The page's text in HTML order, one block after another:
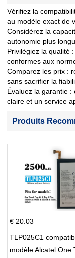
Vérifiez la
au modèle exact de
Considérez la
autonomie plus
Privilégiez la qualité
conformes aux
Comparez les prix :
sans sacrifier la
Évaluez la garantie :
claire et un service
Produits
€ 20.03
TLP025C1
modèle Alcatel One